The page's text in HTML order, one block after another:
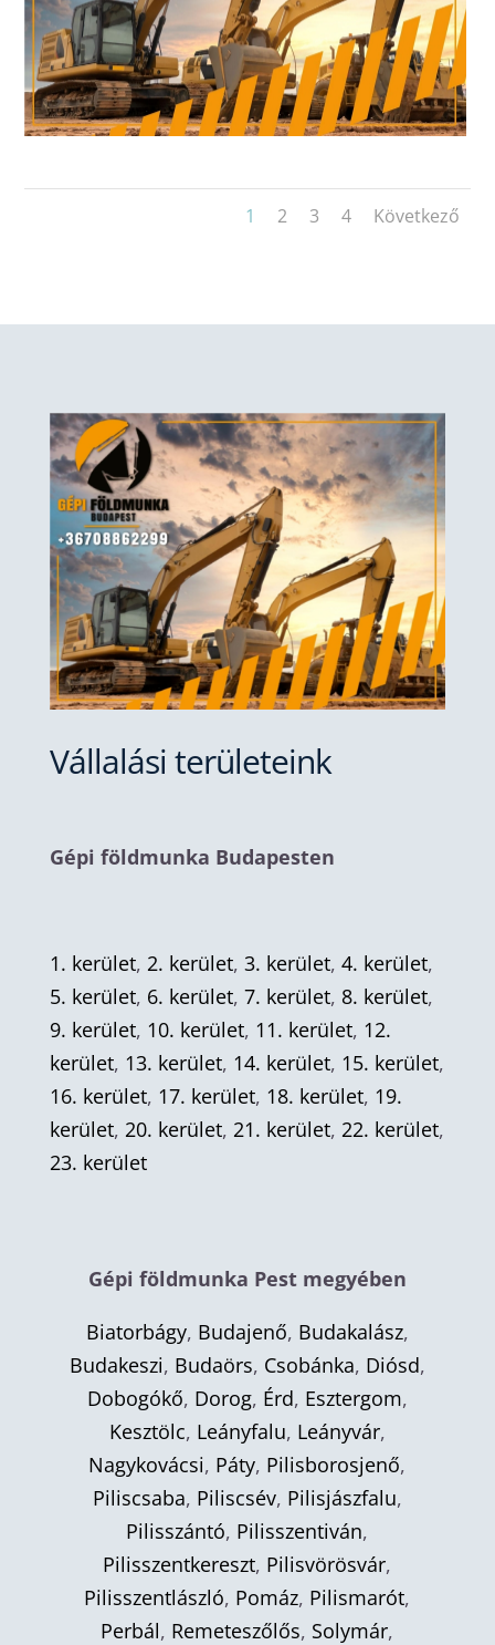
1 2 3 4 Következő
Vállalási területeink
Gépi földmunka Budapesten
1. kerület, 2. kerület, 3. kerület, 4. kerület,
5. kerület, 6. kerület, 7. kerület, 8. kerület,
9. kerület, 10. kerület, 11. kerület, 12.
kerület, 13. kerület, 14. kerület, 15. kerület,
16. kerület, 17. kerület, 18. kerület, 19.
kerület, 20. kerület, 21. kerület, 22. kerület,
23. kerület
Gépi földmunka Pest megyében
Biatorbágy, Budajenő, Budakalász,
Budakeszi, Budaörs, Csobánka, Diósd,
Dobogókő, Dorog, Érd, Esztergom,
Kesztölc, Leányfalu, Leányvár,
Nagykovácsi, Páty, Pilisborosjenő,
Piliscsaba, Piliscsév, Pilisjászfalu,
Pilisszántó, Pilisszentiván,
Pilisszentkereszt, Pilisvörösvár,
Pilisszentlászló, Pomáz, Pilismarót,
Perbál, Remeteszőlős, Solymár,